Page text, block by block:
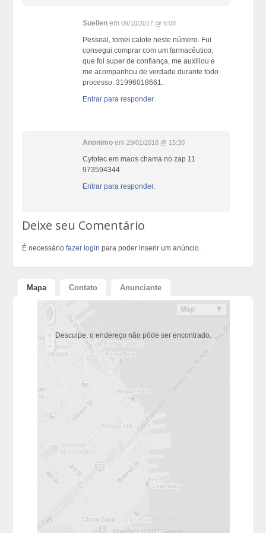
Suellen em09/10/2017 @ 8:08
Pessoal, tomei calote neste número. Fui
consegui comprar com um farmacêutico,
que foi super de confiança, me auxiliou e
me acompanhou de verdade durante todo
processo. 31996018661.
Entrar para responder.
Anonimo em 29/01/2018 @ 15:30
Cytotec em maos chama no zap 11
973594344
Entrar para responder.
Deixe seu Comentário
É necessáriofazer login para poder inserir um anúncio.
Mapa Contato Anunciante
Desculpe, o endereço não pôde ser encontrado.